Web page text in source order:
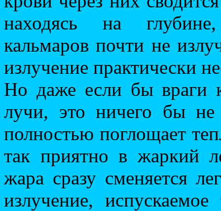
находясь на
кальмаров почти не
излучение практически
Но даже если бы враги
лучи, это ничего бы
полностью поглощает
так приятно в жаркий
жара сразу сменяется
излучение,